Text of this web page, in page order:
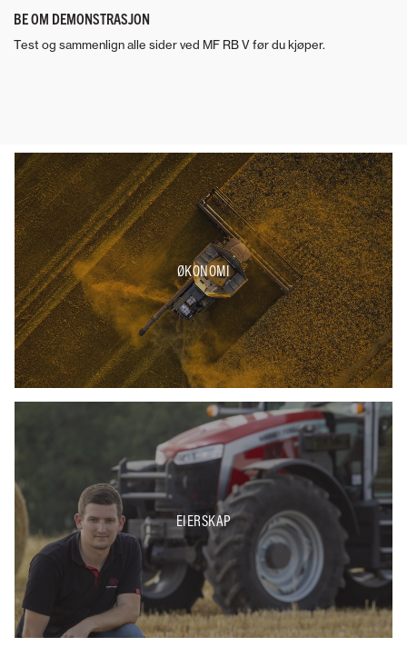
BE OM DEMONSTRASJON
Test og sammenlign alle sider ved MF RB V før du kjøper.
ØKONOMI
EIERSKAP